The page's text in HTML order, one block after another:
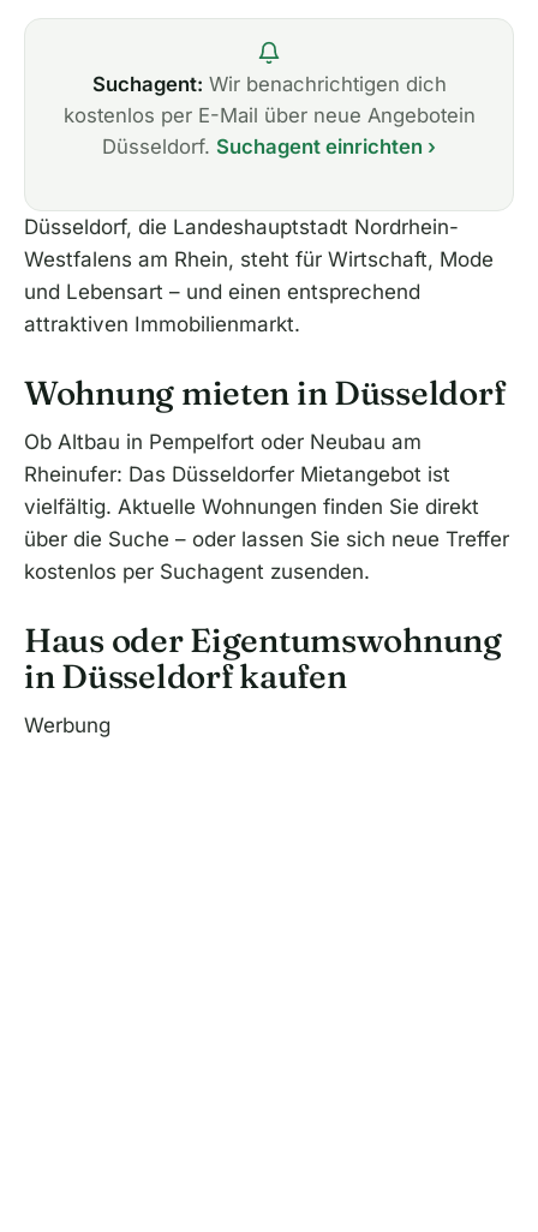
Suchagent: Wir benachrichtigen dich
kostenlos per E-Mail über neue Angebotein
Düsseldorf. Suchagent einrichten ›
Düsseldorf, die Landeshauptstadt Nordrhein-
Westfalens am Rhein, steht für Wirtschaft, Mode
und Lebensart – und einen entsprechend
attraktiven Immobilienmarkt.
Wohnung mieten in Düsseldorf
Ob Altbau in Pempelfort oder Neubau am
Rheinufer: Das Düsseldorfer Mietangebot ist
vielfältig. Aktuelle Wohnungen finden Sie direkt
über die Suche – oder lassen Sie sich neue Treffer
kostenlos per Suchagent zusenden.
Haus oder Eigentumswohnung
in Düsseldorf kaufen
Werbung